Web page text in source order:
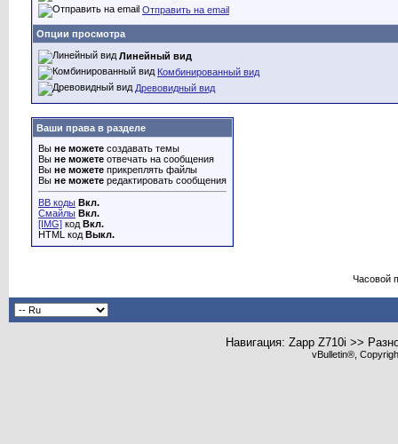
Отправить на email
Опции просмотра
Линейный вид
Комбинированный вид
Древовидный вид
Ваши права в разделе
Вы не можете создавать темы
Вы не можете отвечать на сообщения
Вы не можете прикреплять файлы
Вы не можете редактировать сообщения
BB коды Вкл.
Смайлы Вкл.
[IMG] код Вкл.
HTML код Выкл.
Часовой
Навигация: Zapp Z710i >>
vBulletin®,